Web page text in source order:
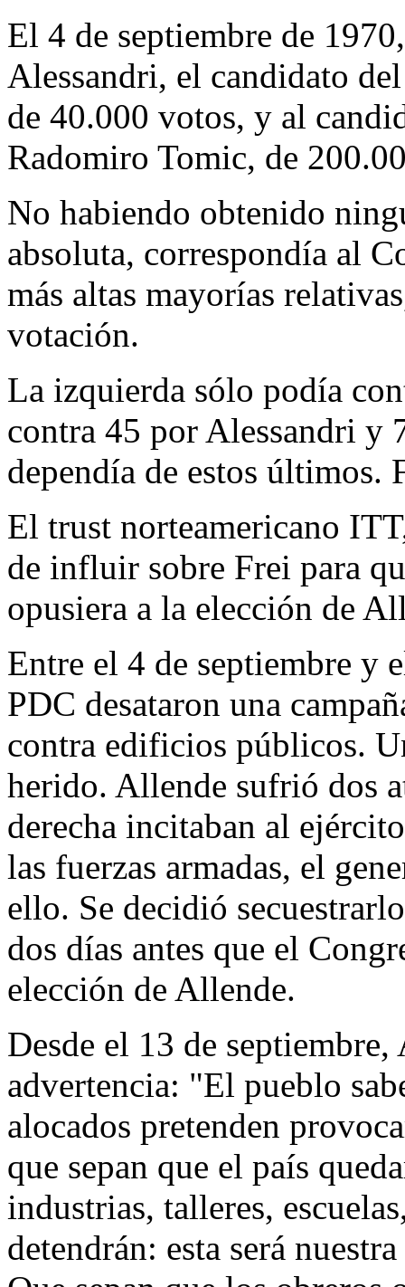
El 4 de septiembre de
Alessandri, el candidato
de 40.000 votos, y al
Radomiro Tomic, de
No habiendo obtenido
absoluta, correspondía al
más altas mayorías
votación.
La izquierda sólo podía
contra 45 por Alessandri y
dependía de estos últimos.
El trust norteamericano
de influir sobre Frei para
opusiera a la elección de
Entre el 4 de septiembre y
PDC desataron una
contra edificios públicos.
herido. Allende sufrió dos
derecha incitaban al
las fuerzas armadas, el
ello. Se decidió
dos días antes que el
elección de Allende.
Desde el 13 de
advertencia: "El pueblo
alocados pretenden
que sepan que el país
industrias, talleres,
detendrán: esta será